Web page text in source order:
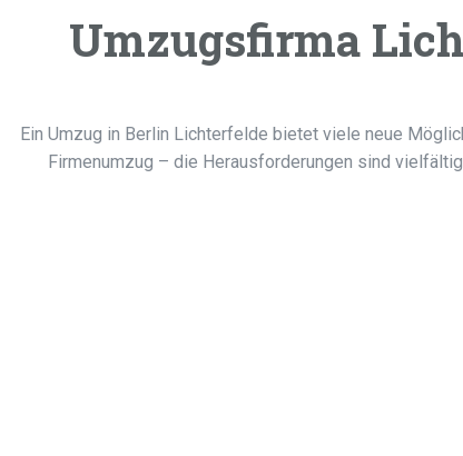
Umzugsfirma
Ein Umzug in Berlin Lichterfelde bietet viele neue
Firmenumzug – die Herausforderungen sind